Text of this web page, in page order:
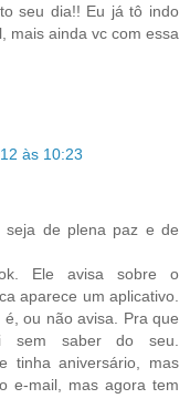
seu dia!! Eu já tô indo
mais ainda vc com essa
às 10:23
seja de plena paz e de
Ele avisa sobre o
aparece um aplicativo.
ou não avisa. Pra que
sem saber do seu.
tinha aniversário, mas
e-mail, mas agora tem